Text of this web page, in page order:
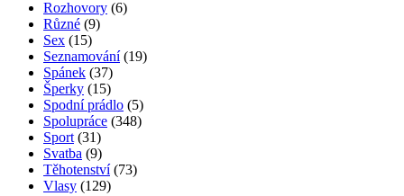
Rozhovory (6)
Různé (9)
Sex (15)
Seznamování(19)
Spánek (37)
Šperky (15)
Spodní prádlo (5)
Spolupráce (348)
Sport (31)
Svatba (9)
Těhotenství(73)
Vlasy (129)